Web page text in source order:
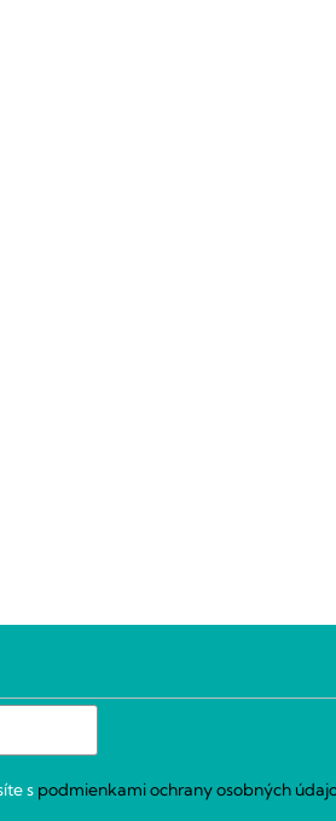
s podmienkami ochrany osobných